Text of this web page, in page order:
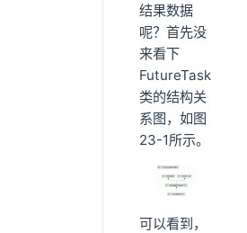
结果数据
呢？首先没
来看下
FutureTask
类的结构关
系图，如图
23-1所示。
可以看到，